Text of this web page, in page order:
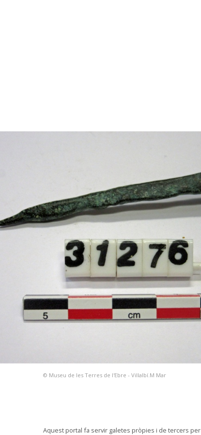
© Museu de les Terres de l'Ebre - Villalbí.M Mar
Aquest portal fa servir galetes pròpies i de tercers per